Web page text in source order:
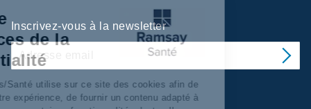
Inscrivez-vous à la newsletter
Centre de
préférences de la
confidentialité
Ramsay Services/Santé utilise sur ce site des cookies afin de
personnaliser votre expérience, de fournir un contenu adapté à